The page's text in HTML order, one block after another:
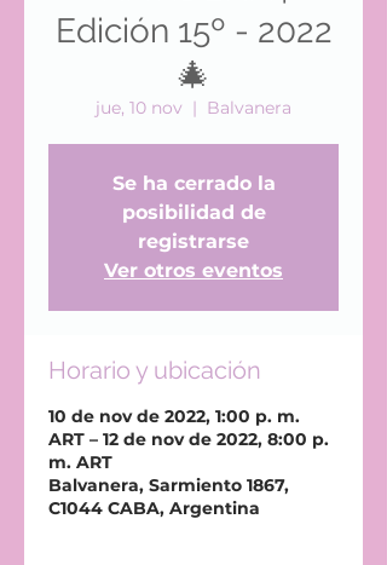
Edición 15º - 2022
🎄
jue, 10 nov
  |
Balvanera
Se ha cerrado la
posibilidad de
registrarse
Ver otros eventos
Horario y ubicación
10 de nov de 2022, 1:00 p. m.
ART – 12 de nov de 2022, 8:00 p.
m. ART
Balvanera, Sarmiento 1867,
C1044 CABA, Argentina